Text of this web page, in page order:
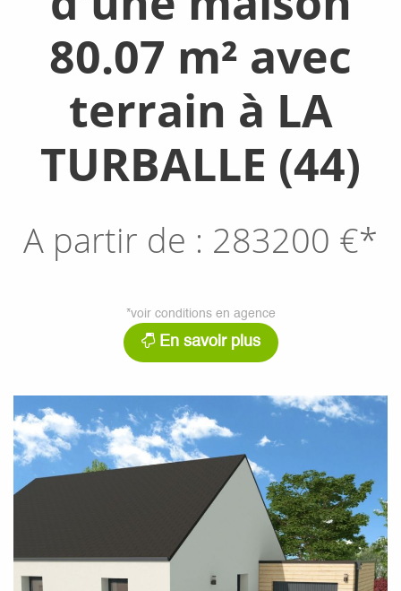
80.07 m² avec
terrain à LA
TURBALLE (44)
A partir de : 283200 €*
*voir conditions en agence
En savoir plus